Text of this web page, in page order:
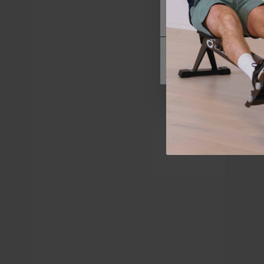
Spirit
Low Row
På
siden av formålet,